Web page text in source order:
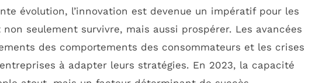
évolution, l’innovation est devenue un impératif pour les
seulement survivre, mais aussi prospérer. Les avancées
des comportements des consommateurs et les crises
à adapter leurs stratégies. En 2023, la capacité